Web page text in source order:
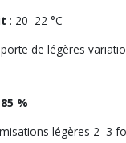
: 20–22 °C
de légères
%
légères 2–3